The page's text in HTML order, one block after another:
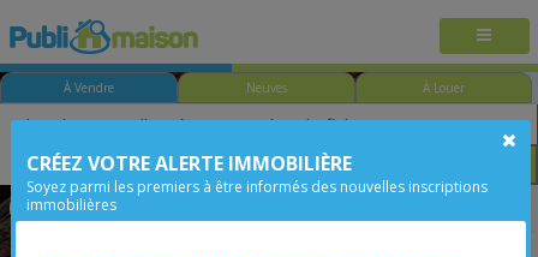
À Vendre Neuves À Louer
Chambre Prix
Vaudreuil-Dorion
CRÉEZ VOTRE ALERTE IMMOBILIÈRE
Soyez parmi les premiers à être informés des nouvelles inscriptions
immobilières